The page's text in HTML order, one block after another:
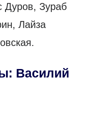
Дуров, Зураб
Лайза
Василий